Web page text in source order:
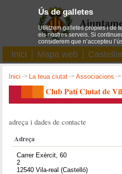
Inici Mapa web
Inici -> La teua ciutat ->Associacions -
Club Patí Ciutat de
adreça i dades de contacte
Adreça
Carrer Exèrcit, 60
2
12540 Vila-real (Castelló)
Ús de galletes
Utilitzem galletes pròpies i de
els nostres serveis. Si
considerem que n’accepteu